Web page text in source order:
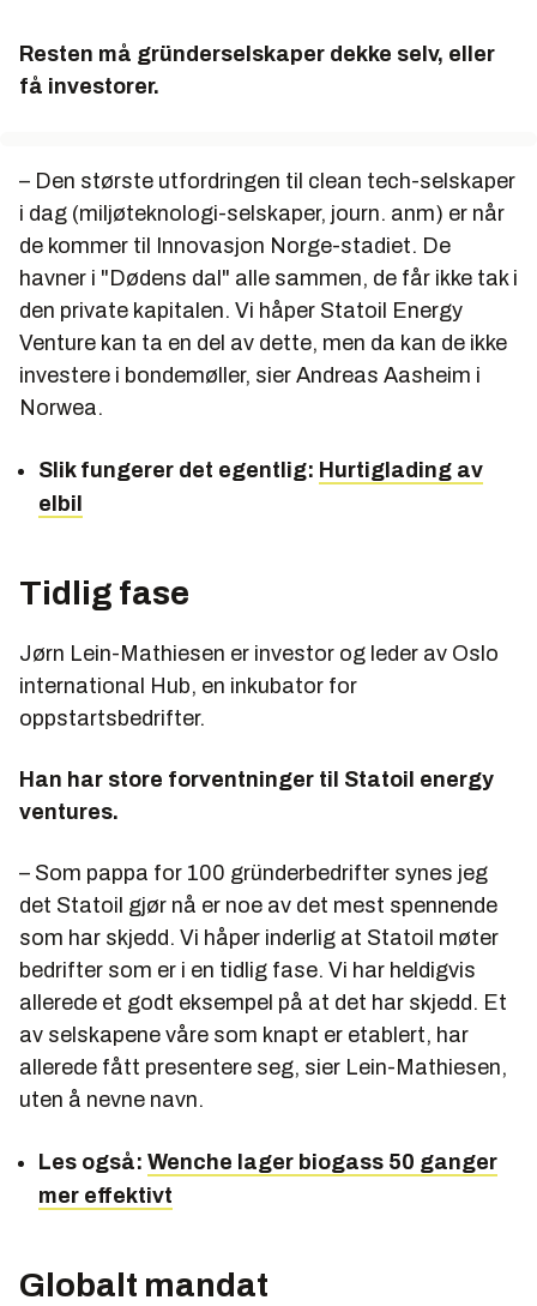
Resten må gründerselskaper dekke selv, eller
få investorer.
– Den største utfordringen til clean tech-selskaper
i dag (miljøteknologi-selskaper, journ. anm) er når
de kommer til Innovasjon Norge-stadiet. De
havner i "Dødens dal" alle sammen, de får ikke tak i
den private kapitalen. Vi håper Statoil Energy
Venture kan ta en del av dette, men da kan de ikke
investere i bondemøller, sier Andreas Aasheim i
Norwea.
Slik fungerer det egentlig: Hurtiglading av
elbil
Tidlig fase
Jørn Lein-Mathiesen er investor og leder av Oslo
international Hub, en inkubator for
oppstartsbedrifter.
Han har store forventninger til Statoil energy
ventures.
– Som pappa for 100 gründerbedrifter synes jeg
det Statoil gjør nå er noe av det mest spennende
som har skjedd. Vi håper inderlig at Statoil møter
bedrifter som er i en tidlig fase. Vi har heldigvis
allerede et godt eksempel på at det har skjedd. Et
av selskapene våre som knapt er etablert, har
allerede fått presentere seg, sier Lein-Mathiesen,
uten å nevne navn.
Les også: Wenche lager biogass 50 ganger
mer effektivt
Globalt mandat